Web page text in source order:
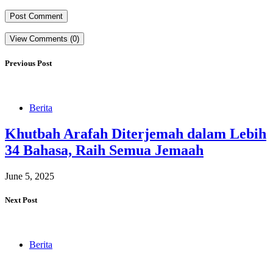
View Comments (0)
Previous Post
Berita
Khutbah Arafah Diterjemah dalam Lebih
34 Bahasa, Raih Semua Jemaah
June 5, 2025
Next Post
Berita